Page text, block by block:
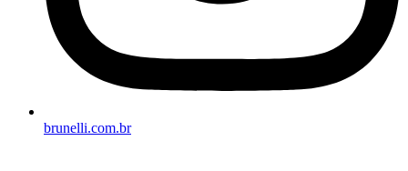
brunelli.com.br